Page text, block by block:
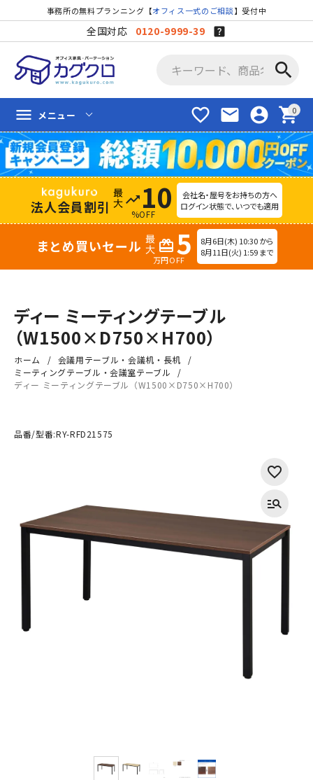
事務所の無料プランニング【オフィス一式のご相談】受付中
全国対応 0120-9999-39
search
favorite_border mail account_circle shopping_cart
menu メニュー
法人会員割引 trending_up 10
%OFF
会社名・屋号をお持ちの方へ
ログイン状態で、いつでも適用
まとめ買いセール redeem 5
万円OFF
8月6日(木) 10:30 から
8月11日(火) 1:59 まで
ディー ミーティングテーブル
（W1500×D750×H700）
ホーム
会議用テーブル・会議机・長机
ミーティングテーブル・会議室テーブル
ディー ミーティングテーブル（W1500×D750×H700）
品番/型番:RY-RFD21575